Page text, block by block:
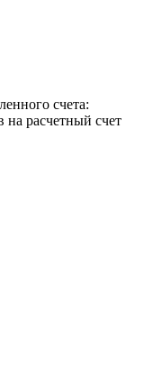
счета:
на расчетный счет